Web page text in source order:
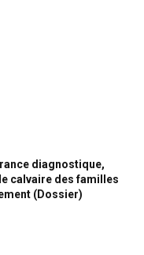
diagnostique,
calvaire des familles
(Dossier)